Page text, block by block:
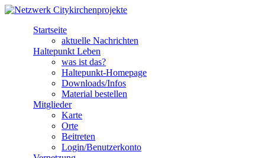
Direkt zum Inhalt
Netzwerk
Citykirchenprojekte
Startseite
aktuelle Nachrichten
Haltepunkt Leben
was ist das?
Haltepunkt-Homepage
Downloads/Infos
Material bestellen
Mitglieder
Karte
Orte
Beitreten
Login/Benutzerkonto